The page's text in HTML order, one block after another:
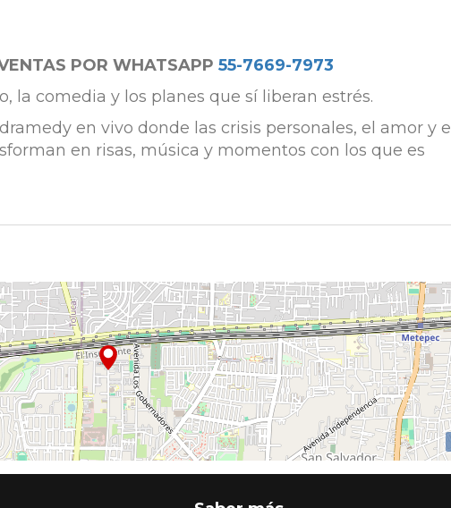
POR WHATSAPP 55-7669-7973
la comedia y los planes que sí liberan estrés.
en vivo donde las crisis personales, el amor y el
en risas, música y momentos con los que es